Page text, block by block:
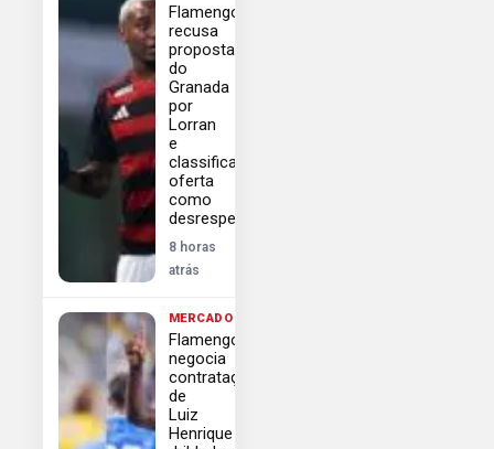
Flamengo
recusa
proposta
do
Granada
por
Lorran
e
classifica
oferta
como
desrespeitosa
8 horas
atrás
MERCADO
Flamengo
negocia
contratação
de
Luiz
Henrique